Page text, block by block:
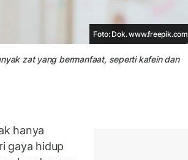
Foto: Dok. www.freepik.com
zat yang bermanfaat, seperti kafein dan
hanya
gaya hidup